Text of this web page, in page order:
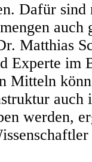
Dafür sind
auch
Matthias
Experte im
Mitteln
auch
werden,